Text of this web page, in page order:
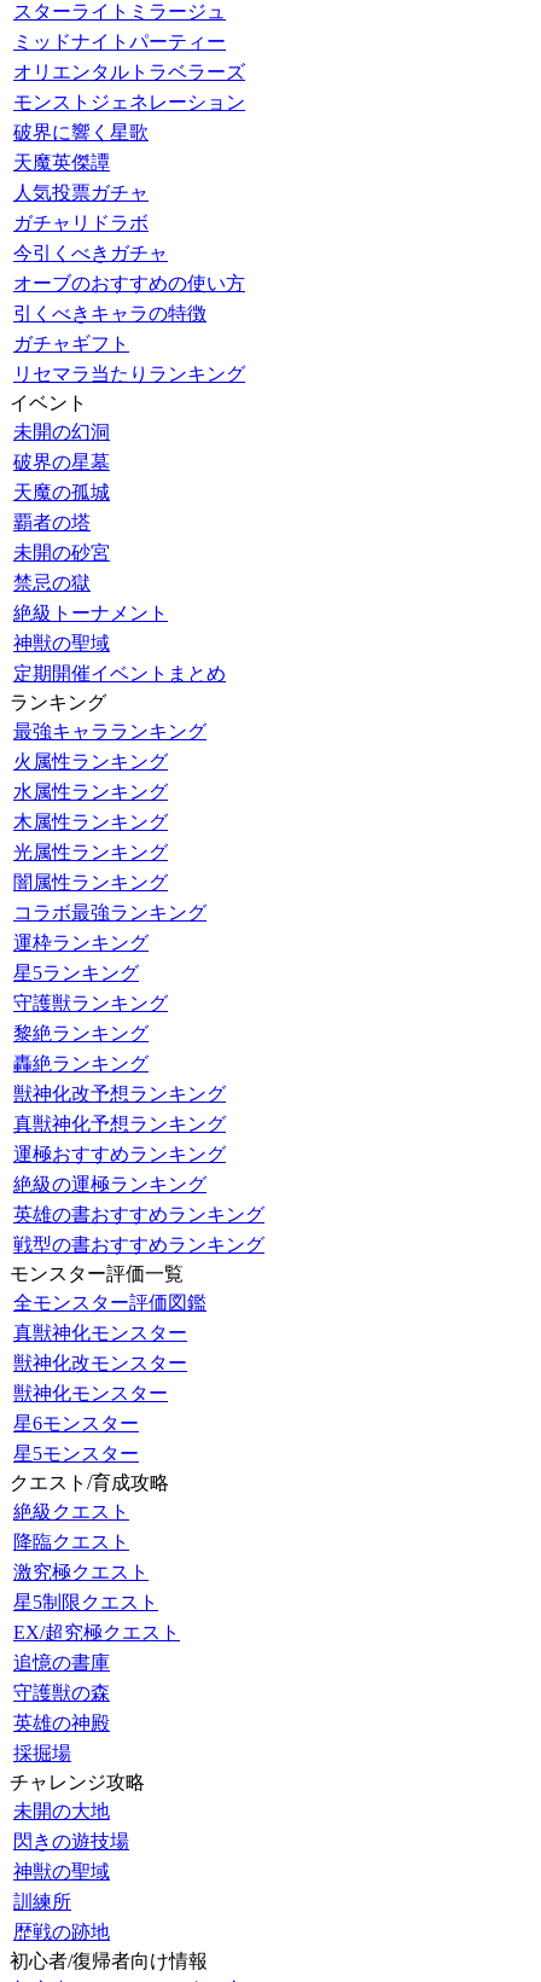
スターライトミラージュ
ミッドナイトパーティー
オリエンタルトラベラーズ
モンストジェネレーション
破界に響く星歌
天魔英傑譚
人気投票ガチャ
ガチャリドラボ
今引くべきガチャ
オーブのおすすめの使い方
引くべきキャラの特徴
ガチャギフト
リセマラ当たりランキング
イベント
未開の幻洞
破界の星墓
天魔の孤城
覇者の塔
未開の砂宮
禁忌の獄
絶級トーナメント
神獣の聖域
定期開催イベントまとめ
ランキング
最強キャラランキング
火属性ランキング
水属性ランキング
木属性ランキング
光属性ランキング
闇属性ランキング
コラボ最強ランキング
運枠ランキング
星5ランキング
守護獣ランキング
黎絶ランキング
轟絶ランキング
獣神化改予想ランキング
真獣神化予想ランキング
運極おすすめランキング
絶級の運極ランキング
英雄の書おすすめランキング
戦型の書おすすめランキング
モンスター評価一覧
全モンスター評価図鑑
真獣神化モンスター
獣神化改モンスター
獣神化モンスター
星6モンスター
星5モンスター
クエスト/育成攻略
絶級クエスト
降臨クエスト
激究極クエスト
星5制限クエスト
EX/超究極クエスト
追憶の書庫
守護獣の森
英雄の神殿
採掘場
チャレンジ攻略
未開の大地
閃きの遊技場
神獣の聖域
訓練所
歴戦の跡地
初心者/復帰者向け情報